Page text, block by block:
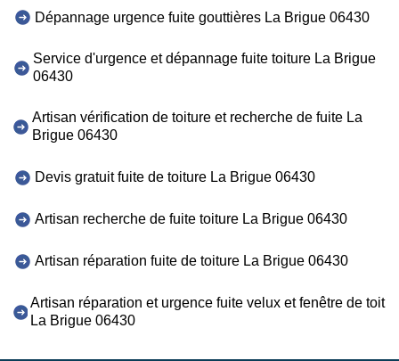
Dépannage urgence fuite gouttières La Brigue 06430
Service d'urgence et dépannage fuite toiture La Brigue
06430
Artisan vérification de toiture et recherche de fuite La
Brigue 06430
Devis gratuit fuite de toiture La Brigue 06430
Artisan recherche de fuite toiture La Brigue 06430
Artisan réparation fuite de toiture La Brigue 06430
Artisan réparation et urgence fuite velux et fenêtre de toit
La Brigue 06430